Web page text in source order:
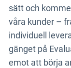
sätt och
våra kunder –
individuell
gänget på
emot att börja